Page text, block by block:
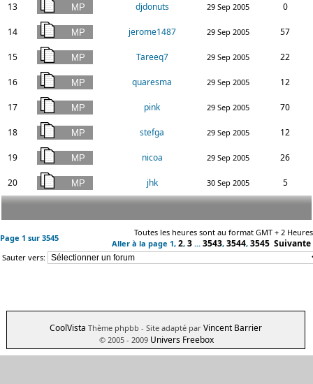
13 djdonuts 29 Sep 2005 0
14 jerome1487 29 Sep 2005 57
15 Tareeq7 29 Sep 2005 22
16 quaresma 29 Sep 2005 12
17 pink 29 Sep 2005 70
18 stefga 29 Sep 2005 12
19 nicoa 29 Sep 2005 26
20 jhk 30 Sep 2005 5
Page 1 sur 3545
Toutes les heures sont au format GMT + 2 Heures
Aller à la page 1, 2, 3 ... 3543, 3544, 3545 Suivante
Sauter vers:
CoolVista Thème phpbb - Site adapté par Vincent Barrier
© 2005 - 2009 Univers Freebox